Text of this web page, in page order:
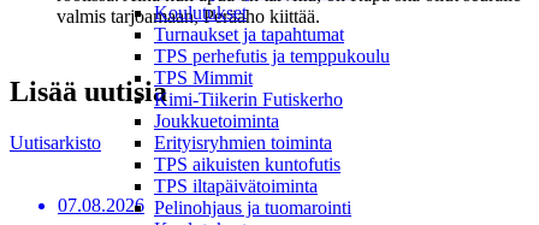
Koulutukset
Turnaukset ja tapahtumat
TPS perhefutis ja temppukoulu
TPS Mimmit
Kimi-Tiikerin Futiskerho
Joukkuetoiminta
Erityisryhmien toiminta
TPS aikuisten kuntofutis
TPS iltapäivätoiminta
Pelinohjaus ja tuomarointi
valmis tarjoamaan, Peräaho kiittää.
Lisää uutisia
Uutisarkisto
07.08.2026